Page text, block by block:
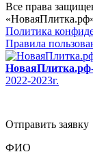
Все права
Политика
Правила
НоваяПлитка.рф
2022-2023г.
Отправить заявку
ФИО